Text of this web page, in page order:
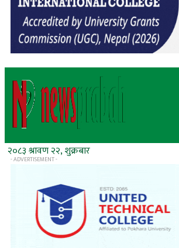
२०८३ श्रावण २२, शुक्रबार
- ADVERTISEMENT -